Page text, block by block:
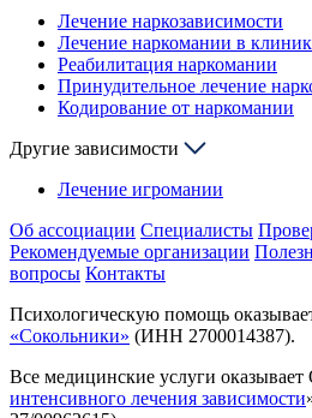
Лечение наркозависимости
Лечение наркомании в
Реабилитация наркомании
Принудительное лечение
Кодирование от наркомании
Другие зависимости
Лечение игромании
Об ассоциации Специалисты
Рекомендуемые организации
вопросы Контакты
Психологическую помощь
«Сокольники» (ИНН 2700014387).
Все медицинские услуги
интенсивного лечения зависимости